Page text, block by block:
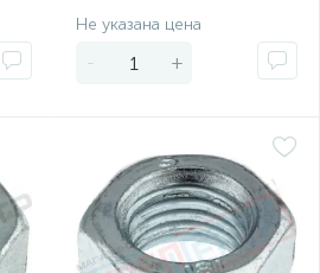
Не указана цена
- +